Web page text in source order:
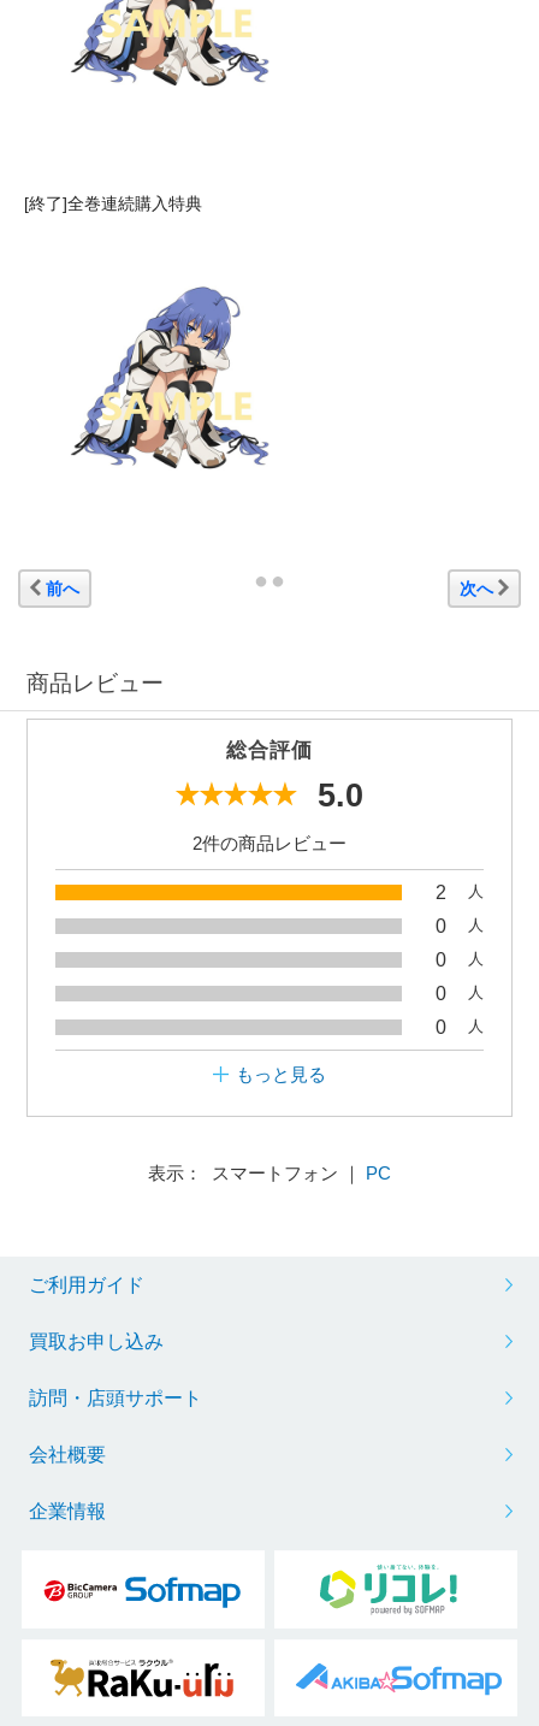
[終了]全巻連続購入特典
前へ 次へ
商品レビュー
総合評価
5.0
2件の商品レビュー
2 人
0 人
0 人
0 人
0 人
もっと見る
表示： スマートフォン ｜ PC
ご利用ガイド
買取お申し込み
訪問・店頭サポート
会社概要
企業情報